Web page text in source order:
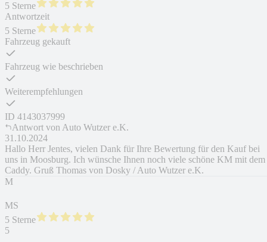
5 Sterne
Antwortzeit
5 Sterne
Fahrzeug gekauft
Fahrzeug wie beschrieben
Weiterempfehlungen
ID 4143037999
Antwort von Auto Wutzer e.K.
31.10.2024
Hallo Herr Jentes, vielen Dank für Ihre Bewertung für den Kauf bei
uns in Moosburg. Ich wünsche Ihnen noch viele schöne KM mit dem
Caddy. Gruß Thomas von Dosky / Auto Wutzer e.K.
M
MS
5 Sterne
5